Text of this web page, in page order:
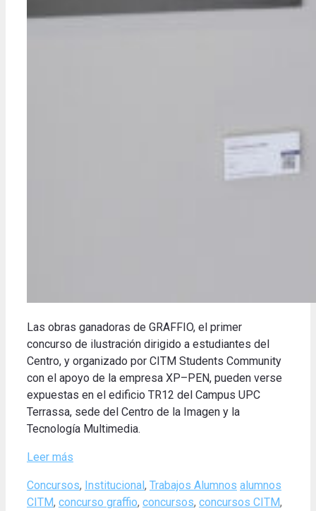
Las obras ganadoras de GRAFFIO, el primer
concurso de ilustración dirigido a estudiantes del
Centro, y organizado por CITM Students Community
con el apoyo de la empresa XP–PEN, pueden verse
expuestas en el edificio TR12 del Campus UPC
Terrassa, sede del Centro de la Imagen y la
Tecnología Multimedia.
Leer más
Categories
Concursos, Institucional, Trabajos Alumnos Tags
alumnos
CITM, concurso graffio, concursos, concursos CITM,